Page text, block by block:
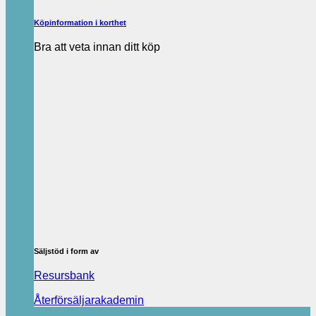
Köpinformation i korthet
Bra att veta innan ditt köp
Säljstöd i form av
Resursbank
Återförsäljarakademin